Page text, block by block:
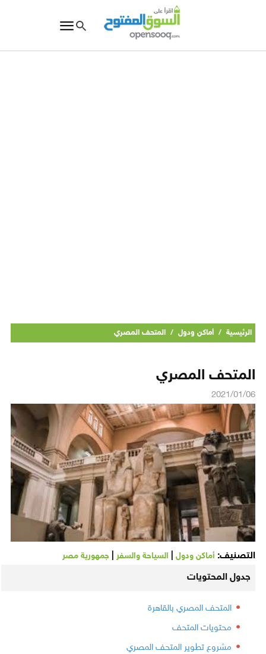
الرئيسية / أماكن ودول / المتحف المصري
المتحف المصري
2021/01/06
التصنيف: أماكن ودول| السياحة والسفر| جمهورية مصر
جدول المحتويات
المتحف المصري بالقاهرة
محتويات المتحف
مشروع تطوير المتحف المصري